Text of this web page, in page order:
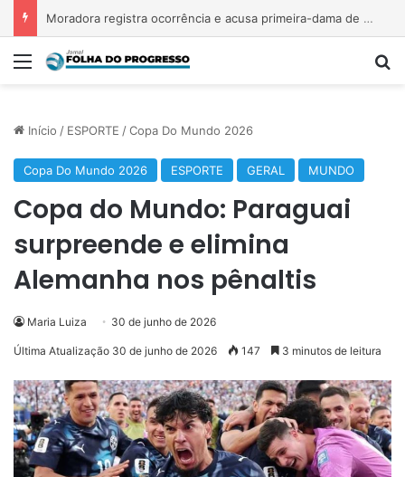
Moradora registra ocorrência e acusa primeira-dama de Nova Ipixuna de comentários vexatórios em grupo de WhatsApp
Menu
Início / ESPORTE /Copa Do Mundo 2026
Copa Do Mundo 2026 ESPORTE GERAL MUNDO
Copa do Mundo: Paraguai
surpreende e elimina
Alemanha nos pênaltis
Maria Luiza 30 de junho de 2026
Última Atualização 30 de junho de 2026 147 3 minutos de leitura